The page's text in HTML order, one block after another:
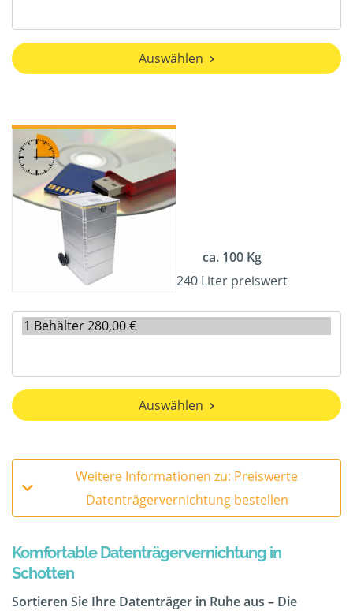
Auswählen
ca. 100 Kg
240 Liter preiswert
Auswählen
Weitere Informationen zu: Preiswerte
Datenträgervernichtung bestellen
Komfortable Datenträgervernichtung in
Schotten
Sortieren Sie Ihre Datenträger in Ruhe aus – Die